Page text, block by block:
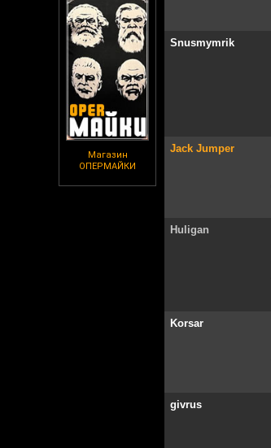
Магазин
ОПЕРМАЙКИ
Snusmymrik
Jack Jumper
Huligan
Korsar
givrus